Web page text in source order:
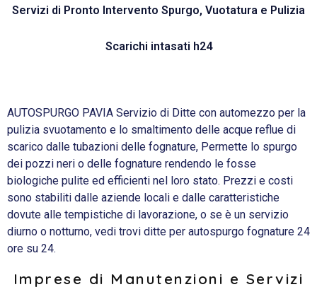
Servizi di Pronto Intervento Spurgo, Vuotatura e Pulizia
Scarichi intasati h24
AUTOSPURGO PAVIA Servizio di Ditte con automezzo per la
pulizia svuotamento e lo smaltimento delle acque reflue di
scarico dalle tubazioni delle fognature, Permette lo spurgo
dei pozzi neri o delle fognature rendendo le fosse
biologiche pulite ed efficienti nel loro stato. Prezzi e costi
sono stabiliti dalle aziende locali e dalle caratteristiche
dovute alle tempistiche di lavorazione, o se è un servizio
diurno o notturno, vedi trovi ditte per autospurgo fognature 24
ore su 24.
Imprese di Manutenzioni e Servizi